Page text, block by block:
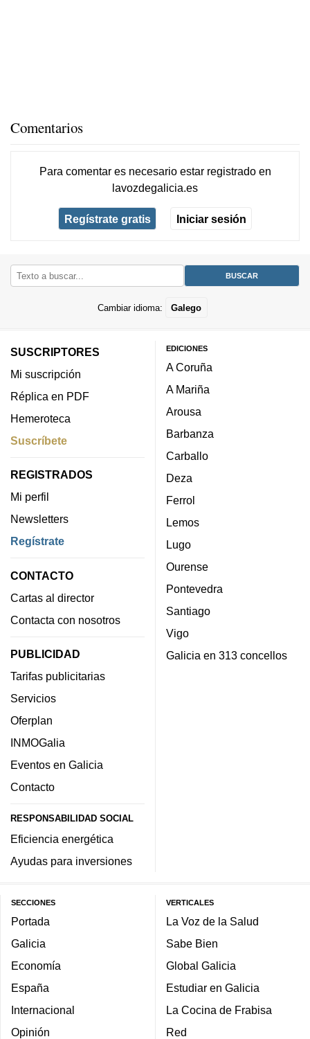
Comentarios
Para comentar es necesario estar registradoen
lavozdegalicia.es
Regístrate gratis Iniciar sesión
Cambiar idioma: Galego
SUSCRIPTORES
Mi suscripción
Réplica en PDF
Hemeroteca
Suscríbete
REGISTRADOS
Mi perfil
Newsletters
Regístrate
CONTACTO
Cartas al director
Contacta con nosotros
PUBLICIDAD
Tarifas publicitarias
Servicios
Oferplan
INMOGalia
Eventos en Galicia
Contacto
RESPONSABILIDAD SOCIAL
Eficiencia energética
Ayudas para inversiones
EDICIONES
A Coruña
A Mariña
Arousa
Barbanza
Carballo
Deza
Ferrol
Lemos
Lugo
Ourense
Pontevedra
Santiago
Vigo
Galicia en 313 concellos
SECCIONES
Portada
Galicia
Economía
España
Internacional
Opinión
VERTICALES
La Voz de la Salud
Sabe Bien
Global Galicia
Estudiar en Galicia
La Cocina de Frabisa
Red